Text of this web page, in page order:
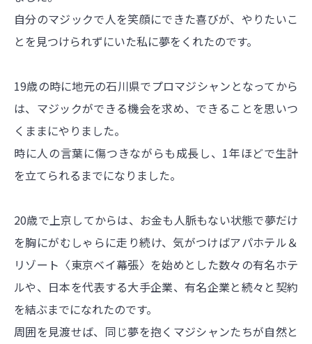
自分のマジックで人を笑顔にできた喜びが、やりたいこ
とを見つけられずにいた私に夢をくれたのです。
19歳の時に地元の石川県でプロマジシャンとなってから
は、マジックができる機会を求め、できることを思いつ
くままにやりました。
時に人の言葉に傷つきながらも成長し、1年ほどで生計
を立てられるまでになりました。
20歳で上京してからは、お金も人脈もない状態で夢だけ
を胸にがむしゃらに走り続け、気がつけばアパホテル＆
リゾート〈東京ベイ幕張〉を始めとした数々の有名ホテ
ルや、日本を代表する大手企業、有名企業と続々と契約
を結ぶまでになれたのです。
周囲を見渡せば、同じ夢を抱くマジシャンたちが自然と